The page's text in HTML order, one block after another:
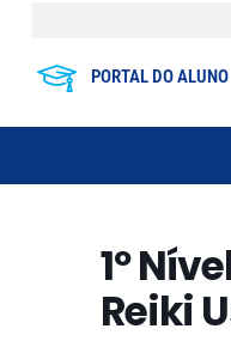
PORTAL DO ALUNO
1º
Reiki